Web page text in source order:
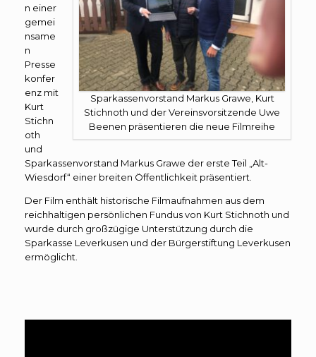
Sparkassenvorstand Markus Grawe, Kurt
Stichnoth und der Vereinsvorsitzende Uwe
Beenen präsentieren die neue Filmreihe
n einer
gemei
nsame
n
Presse
konfer
enz mit
Kurt
Stichn
oth
und
Sparkassenvorstand Markus Grawe der erste Teil „Alt-
Wiesdorf“ einer breiten Öffentlichkeit präsentiert.
Der Film enthält historische Filmaufnahmen aus dem
reichhaltigen persönlichen Fundus von Kurt Stichnoth und
wurde durch großzügige Unterstützung durch die
Sparkasse Leverkusen und der Bürgerstiftung Leverkusen
ermöglicht.